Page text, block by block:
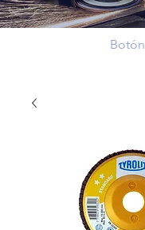
Botón